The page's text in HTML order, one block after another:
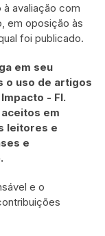
avaliação com
em oposição às
foi publicado.
em seu
o uso de artigos
- FI.
em
leitores e
e
e o